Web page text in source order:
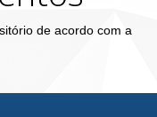
de acordo com a